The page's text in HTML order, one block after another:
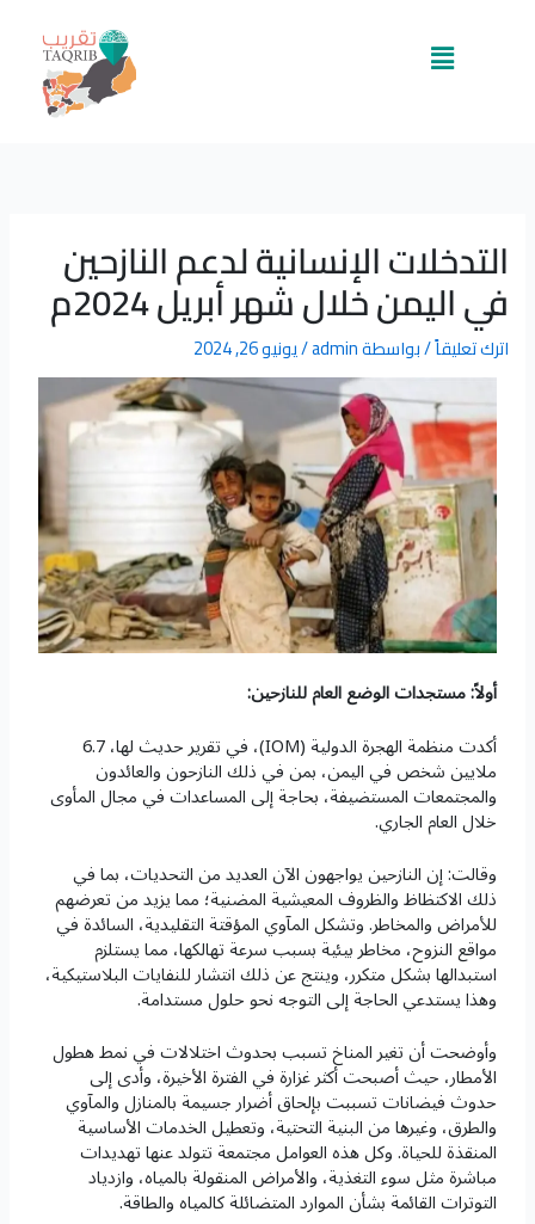
القائمة
التدخلات الإنسانية لدعم النازحين
في اليمن خلال شهر أبريل 2024م
اترك تعليقاً/ بواسطةadmin
/يونيو 26, 2024
أولاً: مستجدات الوضع العام للنازحين:
أكدت منظمة الهجرة الدولية (IOM)، في تقرير حديث لها، 6.7
ملايين شخص في اليمن، بمن في ذلك النازحون والعائدون
والمجتمعات المستضيفة، بحاجة إلى المساعدات في مجال المأوى
خلال العام الجاري.
وقالت: إن النازحين يواجهون الآن العديد من التحديات، بما في
ذلك الاكتظاظ والظروف المعيشية المضنية؛ مما يزيد من تعرضهم
للأمراض والمخاطر. وتشكل المآوي المؤقتة التقليدية، السائدة في
مواقع النزوح، مخاطر بيئية بسبب سرعة تهالكها، مما يستلزم
استبدالها بشكل متكرر، وينتج عن ذلك انتشار للنفايات البلاستيكية،
وهذا يستدعي الحاجة إلى التوجه نحو حلول مستدامة.
وأوضحت أن تغير المناخ تسبب بحدوث اختلالات في نمط هطول
الأمطار، حيث أصبحت أكثر غزارة في الفترة الأخيرة، وأدى إلى
حدوث فيضانات تسببت بإلحاق أضرار جسيمة بالمنازل والمآوي
والطرق، وغيرها من البنية التحتية، وتعطيل الخدمات الأساسية
المنقذة للحياة. وكل هذه العوامل مجتمعة تتولد عنها تهديدات
مباشرة مثل سوء التغذية، والأمراض المنقولة بالمياه، وازدياد
التوترات القائمة بشأن الموارد المتضائلة كالمياه والطاقة.